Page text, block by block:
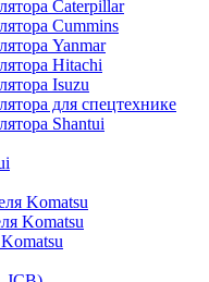
Caterpillar
Cummins
Yanmar
Hitachi
Isuzu
для спецтехнике
Shantui
Komatsu
Komatsu